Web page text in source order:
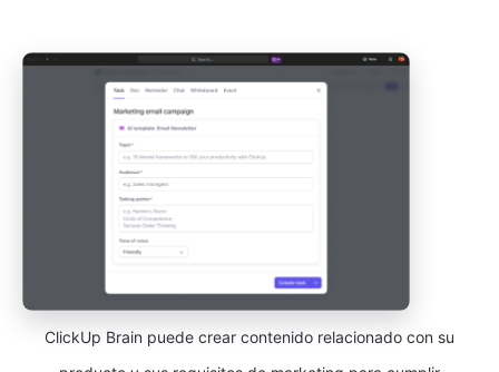
ClickUp Brain puede crear contenido relacionado con su